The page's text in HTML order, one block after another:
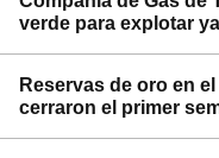
verde para explotar
Reservas de oro en
cerraron el primer